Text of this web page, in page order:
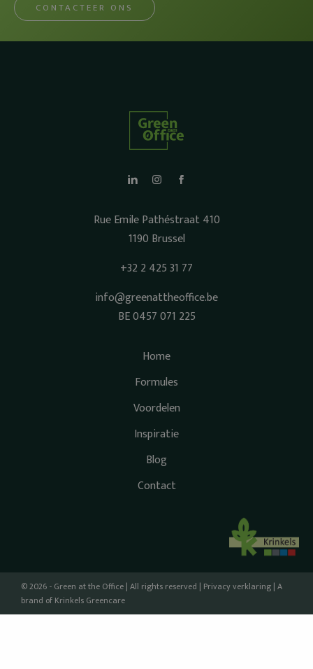
CONTACTEER ONS
Rue Emile Pathéstraat 410
1190 Brussel
+32 2 425 31 77
info@greenattheoffice.be
BE 0457 071 225
Home
Formules
Voordelen
Inspiratie
Blog
Contact
© 2026 - Green at the Office | All rights reserved | Privacy verklaring | A
brand of Krinkels Greencare